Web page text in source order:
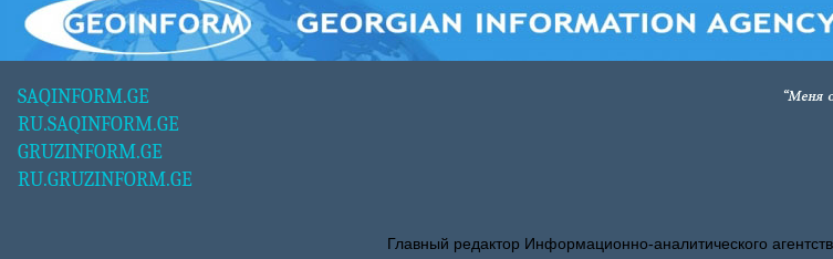
SAQINFORM.GE
RU.SAQINFORM.GE
GRUZINFORM.GE
RU.GRUZINFORM.GE
Главный редактор Информационно-аналитического